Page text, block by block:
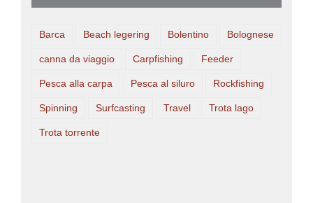
Barca Beach legering Bolentino Bolognese
canna da viaggio Carpfishing Feeder
Pesca alla carpa Pesca al siluro Rockfishing
Spinning Surfcasting Travel Trota lago
Trota torrente